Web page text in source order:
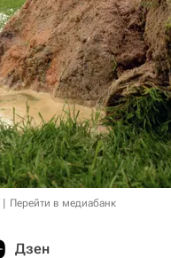
Перейти в медиабанк
Дзен